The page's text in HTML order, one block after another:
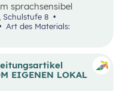
sprachsensibel
“Lebenshilfe
aus Tansania”.
Schulstufe 6, Schulstufe 7, Schulstufe 8
Art des Materials:
EIGENEN LOKAL